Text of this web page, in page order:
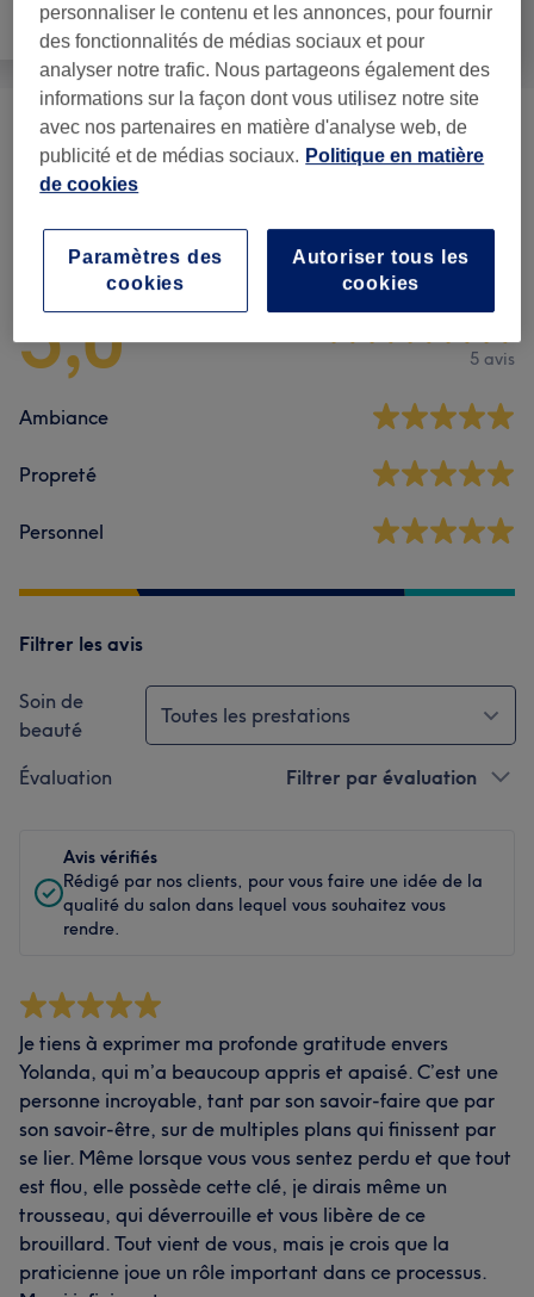
Tout Massage Mieux-être
Massage Équilibre (2) à partir de 40 €
Avis sur l'établissement
5,0 5 avis
Ambiance
Propreté
Personnel
Filtrer les avis
Soin de
beauté
Toutes les prestations
Évaluation Filtrer par évaluation
Avis vérifiés
Rédigé par nos clients, pour vous faire une idée de la
qualité du salon dans lequel vous souhaitez vous
rendre.
Je tiens à exprimer ma profonde gratitude envers
Yolanda, qui m’a beaucoup appris et apaisé. C’est une
personne incroyable, tant par son savoir-faire que par
son savoir-être, sur de multiples plans qui finissent par
se lier. Même lorsque vous vous sentez perdu et que tout
est flou, elle possède cette clé, je dirais même un
trousseau, qui déverrouille et vous libère de ce
brouillard. Tout vient de vous, mais je crois que la
praticienne joue un rôle important dans ce processus.
personnaliser le contenu et les annonces, pour fournir
des fonctionnalités de médias sociaux et pour
analyser notre trafic. Nous partageons également des
informations sur la façon dont vous utilisez notre site
avec nos partenaires en matière d'analyse web, de
publicité et de médias sociaux. Politique en matière
de cookies
Autoriser tous les
cookies
Paramètres des
cookies